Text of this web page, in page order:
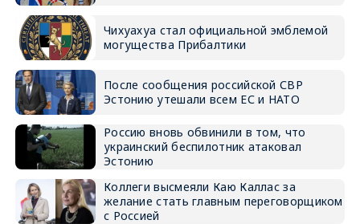
Чихуахуа стал официальной эмблемой
могущества Прибалтики
После сообщения российской СВР
Эстонию утешали всем ЕС и НАТО
Россию вновь обвинили в том, что
украинский беспилотник атаковал
Эстонию
Коллеги высмеяли Каю Каллас за
желание стать главным переговорщиком
с Россией